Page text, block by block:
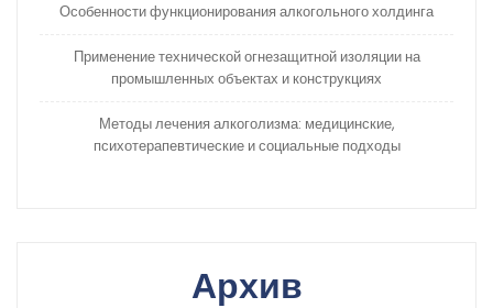
Особенности функционирования алкогольного холдинга
Применение технической огнезащитной изоляции на
промышленных объектах и конструкциях
Методы лечения алкоголизма: медицинские,
психотерапевтические и социальные подходы
Архив